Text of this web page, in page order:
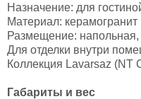
Назначение: для
Материал: керамогранит
Размещение: напольная,
Для отделки внутри
Коллекция Lavarsaz (NT
Габариты и вес